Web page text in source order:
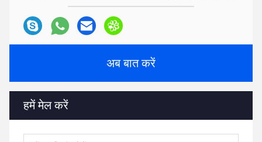
अब बात करें
हमें मेल करें